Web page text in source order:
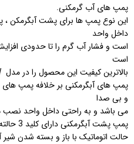
پمپ های آب گرمکنی.
این نوع پمپ ها برای پشت آبگرمکن
داخل واحد
است و فشار آب گرم را تا حدودی
است
بالاترین کیفیت این محصول را در مدل 260Wبه نقاط ایران ارسال کند .
پمپ های آبگرمکنی بر خلافه پمپ
و بی صدا
می باشد و به راحتی داخل واحد نصب
پمپ پشت آبگرمکنی دارای کلید 3 حالته خاموش روشن و اتومات است.
حالت اتوماتیک با باز و بسته شدن